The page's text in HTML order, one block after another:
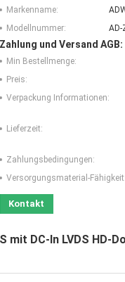
Markenname:
Modellnummer:
AD-
Zahlung und Versand AGB:
Min Bestellmenge:
Preis:
Verpackung Informationen:
Lieferzeit:
Zahlungsbedingungen:
Versorgungsmaterial-Fähigkeit:
Kontakt
mit DC-In LVDS HD-